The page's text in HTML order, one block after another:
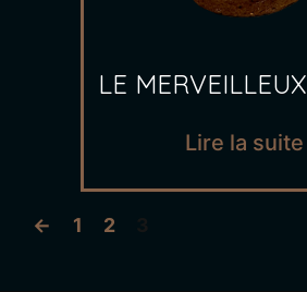
LE MERVEILLEUX
Lire la suite
← 1 2